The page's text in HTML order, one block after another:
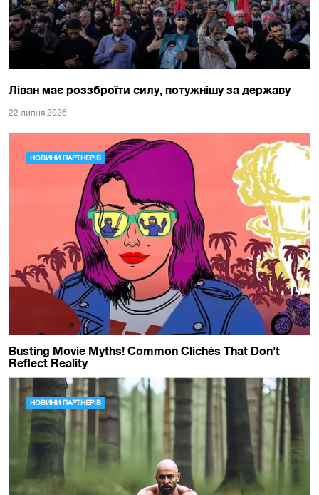
Ліван має роззброїти силу, потужнішу за державу
22 липня 2026